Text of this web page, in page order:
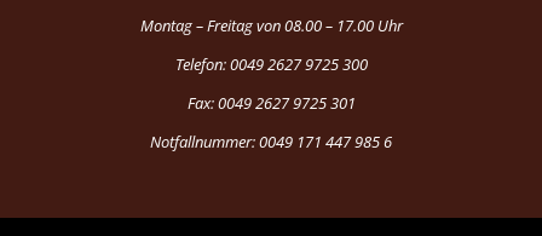
Montag – Freitag von 08.00 – 17.00 Uhr
Telefon: 0049 2627 9725 300
Fax: 0049 2627 9725 301
Notfallnummer: 0049 171 447 985 6